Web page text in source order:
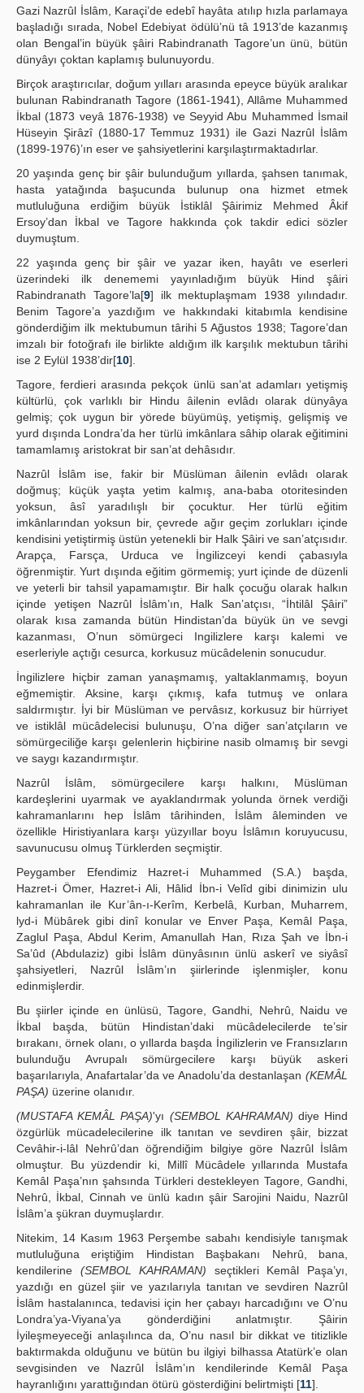
Gazi Nazrûl İslâm, Karaçi’de edebî hayâta atılıp hızla parlamaya
başladığı sırada, Nobel Edebiyat ödülü’nü tâ 1913’de kazanmış
olan Bengal’in büyük şâiri Rabindranath Tagore’un ünü, bütün
dünyâyı çoktan kaplamış bulunuyordu.
Birçok araştırıcılar, doğum yılları arasında epeyce büyük aralıkar
bulunan Rabindranath Tagore (1861-1941), Allâme Muhammed
İkbal (1873 veyâ 1876-1938) ve Seyyid Abu Muhammed İsmail
Hüseyin Şirâzî (1880-17 Temmuz 1931) ile Gazi Nazrûl İslâm
(1899-1976)’ın eser ve şahsiyetlerini karşılaştırmaktadırlar.
20 yaşında genç bir şâir bulunduğum yıllarda, şahsen tanımak,
hasta yatağında başucunda bulunup ona hizmet etmek
mutluluğuna erdiğim büyük İstiklâl Şâirimiz Mehmed Âkif
Ersoy’dan İkbal ve Tagore hakkında çok takdir edici sözler
duymuştum.
22 yaşında genç bir şâir ve yazar iken, hayâtı ve eserleri
üzerindeki ilk denememi yayınladığım büyük Hind şâiri
Rabindranath Tagore’la[9] ilk mektuplaşmam 1938 yılındadır.
Benim Tagore’a yazdığım ve hakkındaki kitabımla kendisine
gönderdiğim ilk mektubumun târihi 5 Ağustos 1938; Tagore’dan
imzalı bir fotoğrafı ile birlikte aldığım ilk karşılık mektubun târihi
ise 2 Eylül 1938’dir[10].
Tagore, ferdieri arasında pekçok ünlü san’at adamları yetişmiş
kültürlü, çok varlıklı bir Hindu âilenin evlâdı olarak dünyâya
gelmiş; çok uygun bir yörede büyümüş, yetişmiş, gelişmiş ve
yurd dışında Londra’da her türlü imkânlara sâhip olarak eğitimini
tamamlamış aristokrat bir san’at dehâsıdır.
Nazrûl İslâm ise, fakir bir Müslüman âilenin evlâdı olarak
doğmuş; küçük yaşta yetim kalmış, ana-baba otoritesinden
yoksun, âsî yaradılışlı bir çocuktur. Her türlü eğitim
imkânlarından yoksun bir, çevrede ağır geçim zorlukları içinde
kendisini yetiştirmiş üstün yetenekli bir Halk Şâiri ve san’atçısıdır.
Arapça, Farsça, Urduca ve İngilizceyi kendi çabasıyla
öğrenmiştir. Yurt dışında eğitim görmemiş; yurt içinde de düzenli
ve yeterli bir tahsil yapamamıştır. Bir halk çocuğu olarak halkın
içinde yetişen Nazrûl İslâm’ın, Halk San’atçısı, “İhtilâl Şâiri”
olarak kısa zamanda bütün Hindistan’da büyük ün ve sevgi
kazanması, O’nun sömürgeci Ingilizlere karşı kalemi ve
eserleriyle açtığı cesurca, korkusuz mücâdelenin sonucudur.
İngilizlere hiçbir zaman yanaşmamış, yaltaklanmamış, boyun
eğmemiştir. Aksine, karşı çıkmış, kafa tutmuş ve onlara
saldırmıştır. İyi bir Müslüman ve pervâsız, korkusuz bir hürriyet
ve istiklâl mücâdelecisi bulunuşu, O’na diğer san’atçıların ve
sömürgeciliğe karşı gelenlerin hiçbirine nasib olmamış bir sevgi
ve saygı kazandırmıştır.
Nazrûl İslâm, sömürgecilere karşı halkını, Müslüman
kardeşlerini uyarmak ve ayaklandırmak yolunda örnek verdiği
kahramanlarını hep İslâm târihinden, İslâm âleminden ve
özellikle Hiristiyanlara karşı yüzyıllar boyu İslâmın koruyucusu,
savunucusu olmuş Türklerden seçmiştir.
Peygamber Efendimiz Hazret-i Muhammed (S.A.) başda,
Hazret-i Ömer, Hazret-i Ali, Hâlid İbn-i Velîd gibi dinimizin ulu
kahramanlan ile Kur’ân-ı-Kerîm, Kerbelâ, Kurban, Muharrem,
lyd-i Mübârek gibi dinî konular ve Enver Paşa, Kemâl Paşa,
Zaglul Paşa, Abdul Kerim, Amanullah Han, Rıza Şah ve İbn-i
Sa’ûd (Abdulaziz) gibi İslâm dünyâsının ünlü askerî ve siyâsî
şahsiyetleri, Nazrûl İslâm’ın şiirlerinde işlenmişler, konu
edinmişlerdir.
Bu şiirler içinde en ünlüsü, Tagore, Gandhi, Nehrû, Naidu ve
İkbal başda, bütün Hindistan’daki mücâdelecilerde te’sir
bırakanı, örnek olanı, o yıllarda başda İngilizlerin ve Fransızların
bulunduğu Avrupalı sömürgecilere karşı büyük askeri
başarılarıyla, Anafartalar’da ve Anadolu’da destanlaşan (KEMÂL
PAŞA) üzerine olanıdır.
(MUSTAFA KEMÂL PAŞA)'yı (SEMBOL KAHRAMAN) diye Hind
özgürlük mücadelecilerine ilk tanıtan ve sevdiren şâir, bizzat
Cevâhir-i-lâl Nehrû’dan öğrendiğim bilgiye göre Nazrûl İslâm
olmuştur. Bu yüzdendir ki, Millî Mücâdele yıllarında Mustafa
Kemâl Paşa’nın şahsında Türkleri destekleyen Tagore, Gandhi,
Nehrû, İkbal, Cinnah ve ünlü kadın şâir Sarojini Naidu, Nazrûl
İslâm’a şükran duymuşlardır.
Nitekim, 14 Kasım 1963 Perşembe sabahı kendisiyle tanışmak
mutluluğuna eriştiğim Hindistan Başbakanı Nehrû, bana,
kendilerine (SEMBOL KAHRAMAN) seçtikleri Kemâl Paşa’yı,
yazdığı en güzel şiir ve yazılarıyla tanıtan ve sevdiren Nazrûl
İslâm hastalanınca, tedavisi için her çabayı harcadığını ve O’nu
Londra’ya-Viyana’ya gönderdiğini anlatmıştır. Şâirin
İyileşmeyeceği anlaşılınca da, O’nu nasıl bir dikkat ve titizlikle
baktırmakda olduğunu ve bütün bu ilgiyi bilhassa Atatürk’e olan
sevgisinden ve Nazrûl İslâm’ın kendilerinde Kemâl Paşa
hayranlığını yarattığından ötürü gösterdiğini belirtmişti [11].